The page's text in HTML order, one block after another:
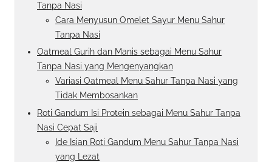
Tanpa Nasi
Cara Menyusun Omelet Sayur Menu Sahur
Tanpa Nasi
Oatmeal Gurih dan Manis sebagai Menu Sahur
Tanpa Nasi yang Mengenyangkan
Variasi Oatmeal Menu Sahur Tanpa Nasi yang
Tidak Membosankan
Roti Gandum Isi Protein sebagai Menu Sahur Tanpa
Nasi Cepat Saji
Ide Isian Roti Gandum Menu Sahur Tanpa Nasi
yang Lezat